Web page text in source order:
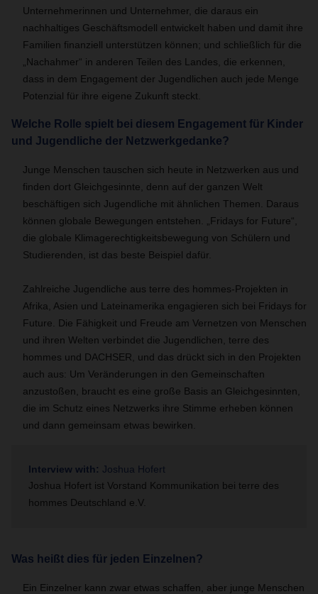
Unternehmerinnen und Unternehmer, die daraus ein
nachhaltiges Geschäftsmodell entwickelt haben und damit ihre
Familien finanziell unterstützen können; und schließlich für die
„Nachahmer“ in anderen Teilen des Landes, die erkennen,
dass in dem Engagement der Jugendlichen auch jede Menge
Potenzial für ihre eigene Zukunft steckt.
Welche Rolle spielt bei diesem Engagement für Kinder
und Jugendliche der Netzwerkgedanke?
Junge Menschen tauschen sich heute in Netzwerken aus und
finden dort Gleichgesinnte, denn auf der ganzen Welt
beschäftigen sich Jugendliche mit ähnlichen Themen. Daraus
können globale Bewegungen entstehen. „Fridays for Future“,
die globale Klimagerechtigkeitsbewegung von Schülern und
Studierenden, ist das beste Beispiel dafür.
Zahlreiche Jugendliche aus terre des hommes-Projekten in
Afrika, Asien und Lateinamerika engagieren sich bei Fridays for
Future. Die Fähigkeit und Freude am Vernetzen von Menschen
und ihren Welten verbindet die Jugendlichen, terre des
hommes und DACHSER, und das drückt sich in den Projekten
auch aus: Um Veränderungen in den Gemeinschaften
anzustoßen, braucht es eine große Basis an Gleichgesinnten,
die im Schutz eines Netzwerks ihre Stimme erheben können
und dann gemeinsam etwas bewirken.
Interview with: Joshua Hofert
Joshua Hofert ist Vorstand Kommunikation bei terre des
hommes Deutschland e.V.
Was heißt dies für jeden Einzelnen?
Ein Einzelner kann zwar etwas schaffen, aber junge Menschen